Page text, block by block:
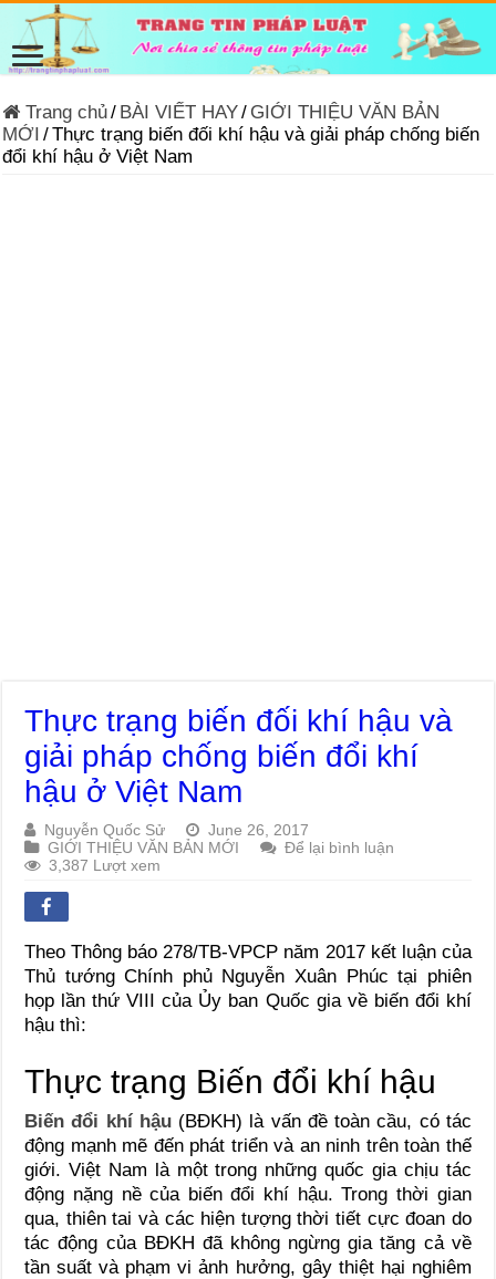
Trang chủ/ BÀI VIẾT HAY/ GIỚI THIỆU VĂN BẢN
MỚI /Thực trạng biến đối khí hậu và giải pháp chống biến
đổi khí hậu ở Việt Nam
Thực trạng biến đối khí hậu và
giải pháp chống biến đổi khí
hậu ở Việt Nam
Nguyễn Quốc Sử
June 26, 2017
GIỚI THIỆU VĂN BẢN MỚI
Để lại bình luận
3,387 Lượt xem
Theo Thông báo 278/TB-VPCP năm 2017 kết luận của
Thủ tướng Chính phủ Nguyễn Xuân Phúc tại phiên
họp lần thứ VIII của Ủy ban Quốc gia về biến đổi khí
hậu thì:
Thực trạng Biến đổi khí hậu
Biến đổi khí hậu(BĐKH) là vấn đề toàn cầu, có tác
động mạnh mẽ đến phát triển và an ninh trên toàn thế
giới. Việt Nam là một trong những quốc gia chịu tác
động nặng nề của biến đổi khí hậu. Trong thời gian
qua, thiên tai và các hiện tượng thời tiết cực đoan do
tác động của BĐKH đã không ngừng gia tăng cả về
tần suất và phạm vi ảnh hưởng, gây thiệt hại nghiêm